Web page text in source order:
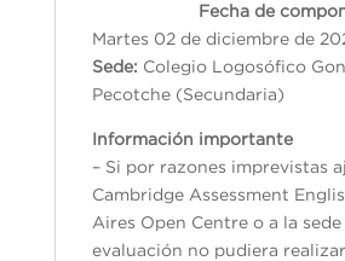
Fecha de
Martes 02 de diciembre de
Sede: Colegio Logosófico
Pecotche (Secundaria)
Información importante
– Si por razones imprevistas
Cambridge Assessment
Aires Open Centre o a la sede
evaluación no pudiera